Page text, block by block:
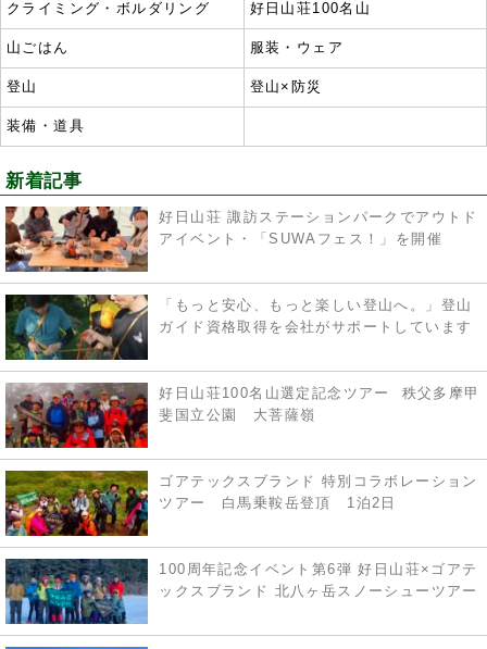
クライミング・ボルダリング 好日山荘100名山
山ごはん 服装・ウェア
登山 登山×防災
装備・道具
新着記事
好日山荘 諏訪ステーションパークでアウトド
アイベント・「SUWAフェス！」を開催
「もっと安心、もっと楽しい登山へ。」登山
ガイド資格取得を会社がサポートしています
好日山荘100名山選定記念ツアー 秩父多摩甲
斐国立公園 大菩薩嶺
ゴアテックスブランド 特別コラボレーション
ツアー 白馬乗鞍岳登頂 1泊2日
100周年記念イベント第6弾 好日山荘×ゴアテ
ックスブランド 北八ヶ岳スノーシューツアー